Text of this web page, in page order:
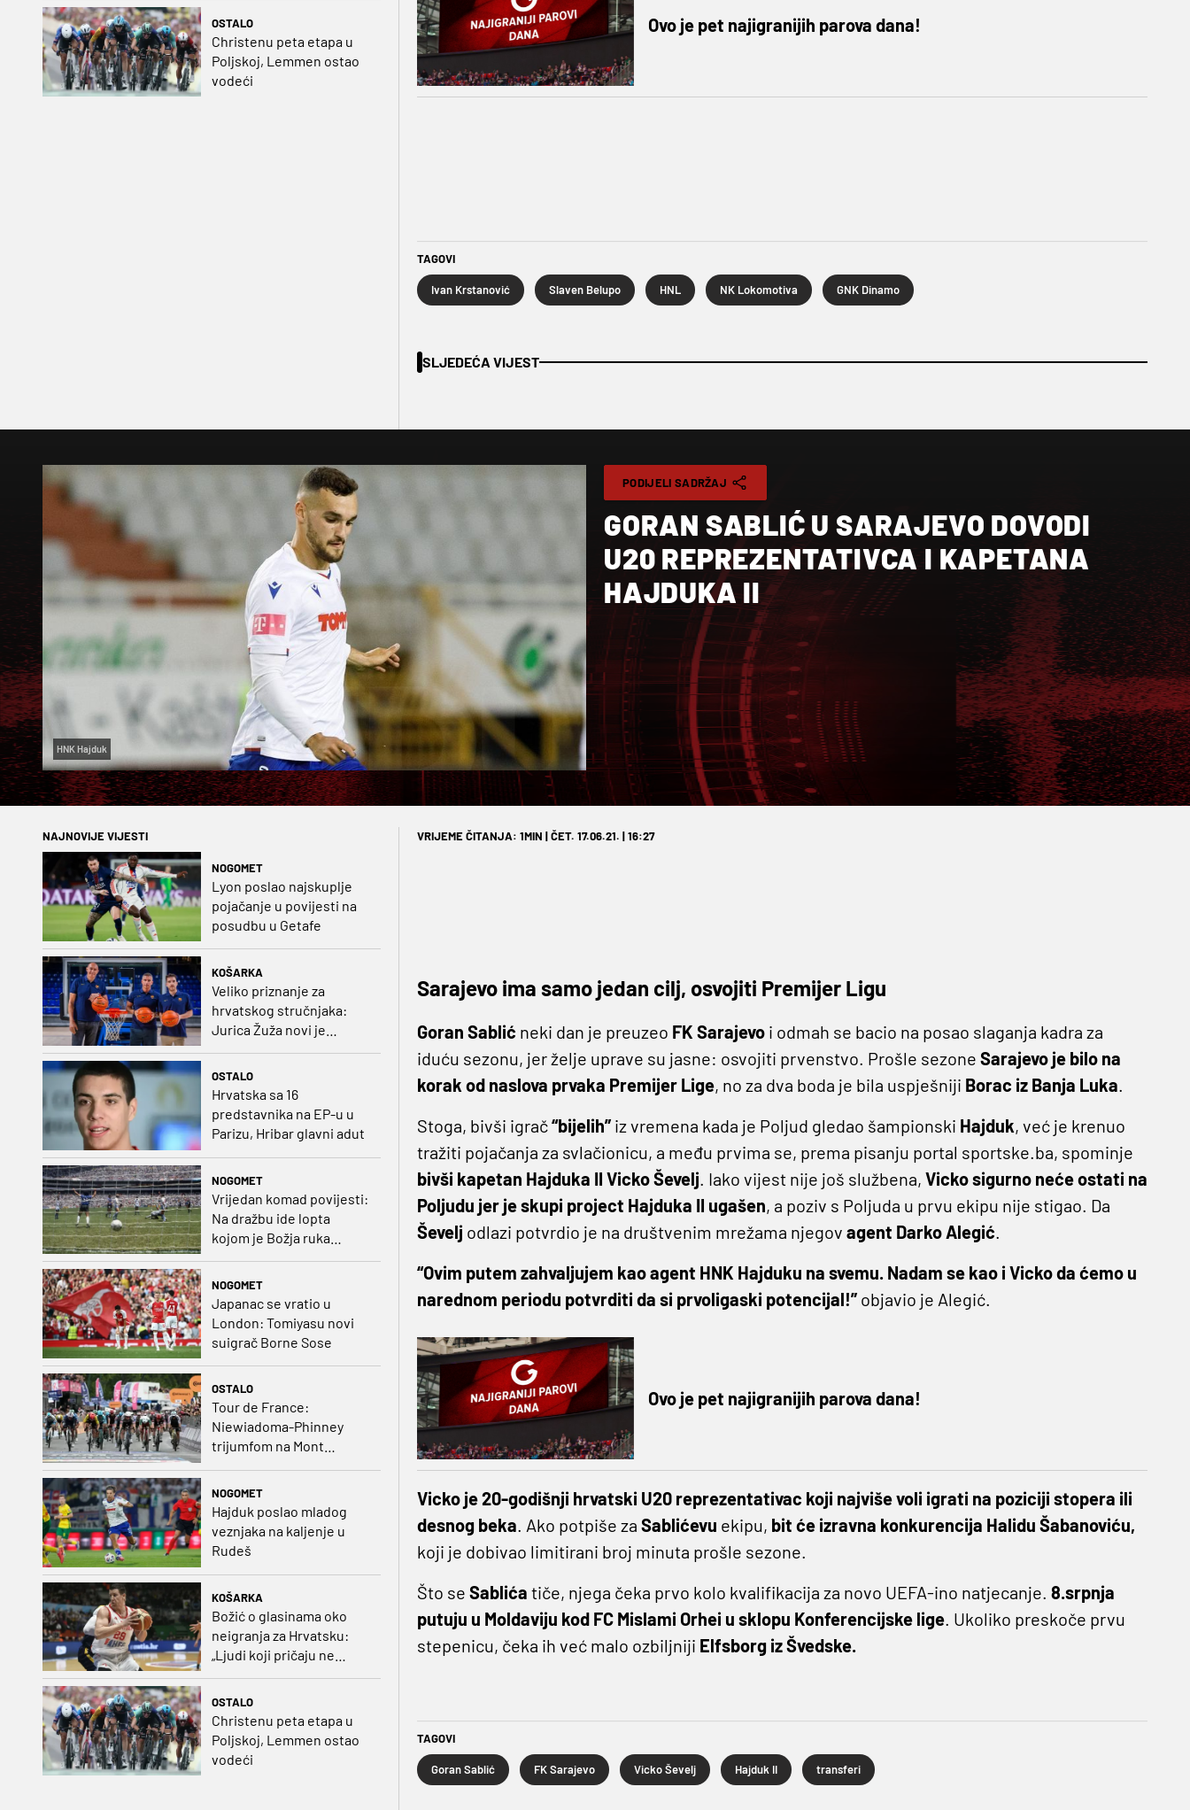
dušebrižnika“
OSTALO
Christenu peta etapa u
Poljskoj, Lemmen ostao
vodeći
Ovo je pet najigranijih parova dana!
TAGOVI
Ivan Krstanović Slaven Belupo HNL NK Lokomotiva GNK Dinamo
SLJEDEĆA VIJEST
HNK Hajduk
PODIJELI SADRŽAJ
GORAN SABLIĆ U SARAJEVO DOVODI
U20 REPREZENTATIVCA I KAPETANA
HAJDUKA II
NAJNOVIJE VIJESTI
NOGOMET
Lyon poslao najskuplje
pojačanje u povijesti na
posudbu u Getafe
KOŠARKA
Veliko priznanje za
hrvatskog stručnjaka:
Jurica Žuža novi je
OSTALO
Hrvatska sa 16
predstavnika na EP-u u
Parizu, Hribar glavni adut
NOGOMET
Vrijedan komad povijesti:
Na dražbu ide lopta
kojom je Božja ruka
postigla gol
NOGOMET
Japanac se vratio u
London: Tomiyasu novi
suigrač Borne Sose
OSTALO
Tour de France:
Niewiadoma-Phinney
trijumfom na Mont
NOGOMET
Hajduk poslao mladog
veznjaka na kaljenje u
Rudeš
KOŠARKA
Božić o glasinama oko
neigranja za Hrvatsku:
„Ljudi koji pričaju ne
plaćaju mi račune, ne
dušebrižnika“
OSTALO
Christenu peta etapa u
Poljskoj, Lemmen ostao
vodeći
VRIJEME ČITANJA: 1MIN | ČET. 17.06.21. | 16:27
Sarajevo ima samo jedan cilj, osvojiti Premijer Ligu
Goran Sablić neki dan je preuzeo FK Sarajevoi odmah se bacio na posao slaganja kadra za
iduću sezonu, jer želje uprave su jasne: osvojiti prvenstvo. Prošle sezone Sarajevo je bilo na
korak od naslova prvaka Premijer Lige, no za dva boda je bila uspješniji Borac iz Banja Luka.
Stoga, bivši igrač“bijelih”iz vremena kada je Poljud gledao šampionski Hajduk, već je krenuo
tražiti pojačanja za svlačionicu, a među prvima se, prema pisanju portal sportske.ba, spominje
bivši kapetan Hajduka II Vicko Ševelj. Iako vijest nije još službena, Vicko sigurno neće ostati na
Poljudu jer je skupi project Hajduka II ugašen, a poziv s Poljuda u prvu ekipu nije stigao. Da
Ševelj odlazi potvrdio je na društvenim mrežama njegov agent Darko Alegić.
“Ovim putem zahvaljujem kao agent HNK Hajduku na svemu. Nadam se kao i Vicko da ćemo u
narednom periodu potvrditi da si prvoligaski potencijal!”objavio je Alegić.
Ovo je pet najigranijih parova dana!
Vicko je 20-godišnji hrvatski U20 reprezentativac koji najviše voli igrati na poziciji stopera ili
desnog beka. Ako potpiše za Sablićevu ekipu, bit će izravna konkurencija Halidu Šabanoviću,
koji je dobivao limitirani broj minuta prošle sezone.
Što se Sablića tiče, njega čeka prvo kolo kvalifikacija za novo UEFA-ino natjecanje. 8.srpnja
putuju u Moldaviju kod FC Mislami Orhei u sklopu Konferencijske lige. Ukoliko preskoče prvu
stepenicu, čeka ih već malo ozbiljniji Elfsborg iz Švedske.
TAGOVI
Goran Sablić FK Sarajevo Vicko Ševelj Hajduk II transferi